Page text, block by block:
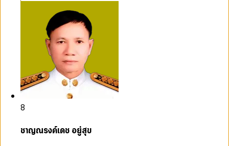
8
ชาญณรงค์เดช อยู่สุข